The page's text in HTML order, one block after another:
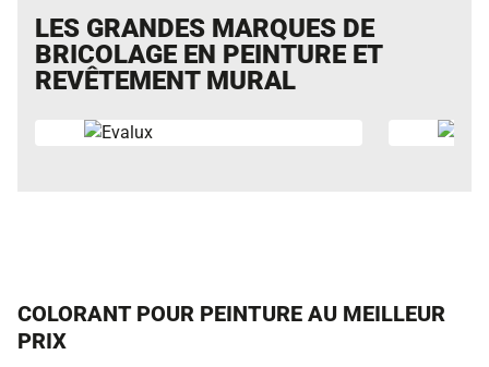
LES GRANDES MARQUES DE
BRICOLAGE EN PEINTURE ET
REVÊTEMENT MURAL
COLORANT POUR PEINTURE AU MEILLEUR
PRIX